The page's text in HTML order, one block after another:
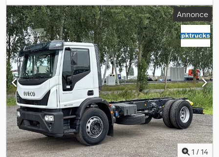
mm, carburant:diesel, capacité du réservoir de carburant:290 l,
couleur:blanc, cabine conducteur:cabine courte, type
d'engrenage:automatique, classe d'émission:Euro 3, suspension:
acier, longueur totale:8 340 mm, largeur totale:2 500 mm,
hauteur totale:3 140 mm, Année de construction:2023,
Équipement:climatisation , = Options et accessoires
supplémentaires = - Suspension à ressorts à lames - Pare-soleil =
Informations complémentaires = Informations techniques
Dsdszru E Ajpfx Al Nekr Nombre de cylindres : 6 Cylindrée :
12 882 cm³ Transmission Boîte de vitesses : TX-16M, automatique
Configuration des essieux Dimensions des pneus : 13R22,5 Freins :
Freins à tambour Suspension : Suspension à ressorts à lames
Essieu avant : Directionnel Poids Poids à vide : 9 334 kg Charge
utile : 24 164 kg PTAC : 33 498 kg
Annonce
1 / 14